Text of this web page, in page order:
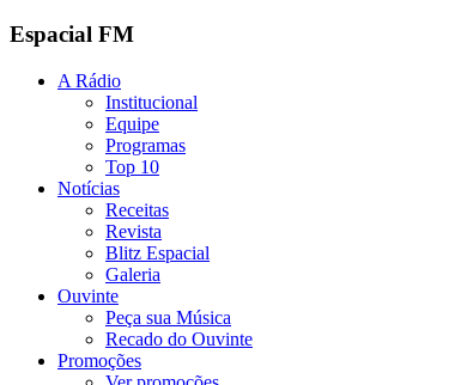
Espacial FM
A Rádio
Institucional
Equipe
Programas
Top 10
Notícias
Receitas
Revista
Blitz Espacial
Galeria
Ouvinte
Peça sua Música
Recado do Ouvinte
Promoções